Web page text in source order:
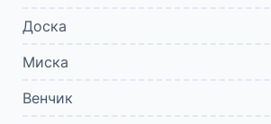
Доска
Миска
Венчик